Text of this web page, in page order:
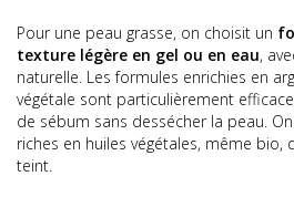
Pour une peau grasse, on choisit un
texture légère en gel ou en eau,
naturelle. Les formules enrichies en
végétale sont particulièrement
de sébum sans dessécher la peau.
riches en huiles végétales, même bio,
teint.